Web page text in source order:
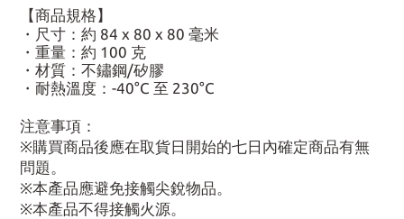
【商品規格】
・尺寸：約 84 x 80 x 80 毫米
・重量：約 100 克
・材質：不鏽鋼/矽膠
・耐熱溫度：-40°C 至 230°C
注意事項：
※購買商品後應在取貨日開始的七日內確定商品有無
問題。
※本產品應避免接觸尖銳物品。
※本產品不得接觸火源。